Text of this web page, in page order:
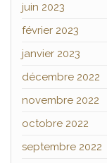
juin 2023
février 2023
janvier 2023
décembre 2022
novembre 2022
octobre 2022
septembre 2022